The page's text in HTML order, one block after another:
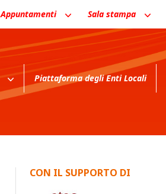
Appuntamenti Sala stampa
Piattaforma degli Enti Locali
CON IL SUPPORTO DI